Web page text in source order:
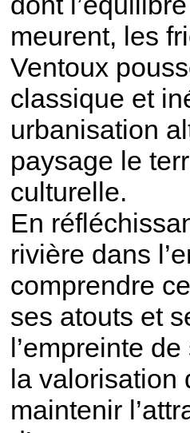
meurent, les
Ventoux
classique et
urbanisation
paysage le
culturelle.
En
rivière dans
comprendre
ses atouts et
l’empreinte
la valorisation
maintenir